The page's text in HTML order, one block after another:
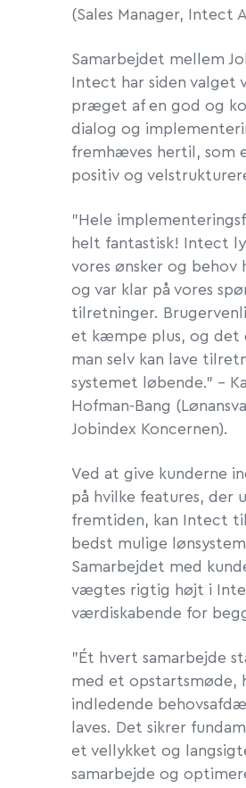
(Sales Manager, Intect
Samarbejdet mellem
Intect har siden valget
præget af en god og
dialog og
fremhæves hertil, som
positiv og
”Hele
helt fantastisk! Intect
vores ønsker og behov
og var klar på vores
tilretninger.
et kæmpe plus, og det
man selv kan lave
systemet løbende.” -
Hofman-Bang
Jobindex Koncernen).
Ved at give kunderne
på hvilke features, der
fremtiden, kan Intect
bedst mulige
Samarbejdet med
vægtes rigtig højt i
værdiskabende for
”Ét hvert samarbejde
med et opstartsmøde,
indledende
laves. Det sikrer
et vellykket og
samarbejde og